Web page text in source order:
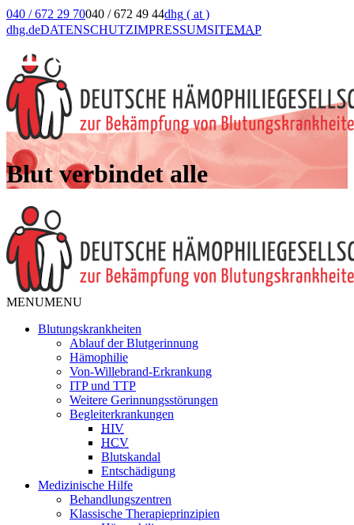
040 / 672 29 70040 / 672 49 44dhg ( at )
dhg.deDATENSCHUTZIMPRESSUMSITEMAP
Blut verbindet alle
MENUMENU
Blutungskrankheiten
Ablauf der Blutgerinnung
Hämophilie
Von-Willebrand-Erkrankung
ITP und TTP
Weitere Gerinnungsstörungen
Begleiterkrankungen
HIV
HCV
Blutskandal
Entschädigung
Medizinische Hilfe
Behandlungszentren
Klassische Therapieprinzipien